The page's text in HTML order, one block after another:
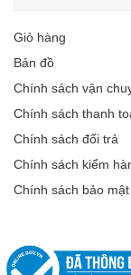
Giỏ hàng
Bản đồ
Chính sách vận
Chính sách thanh
Chính sách đổi trả
Chính sách kiểm
Chính sách bảo mật